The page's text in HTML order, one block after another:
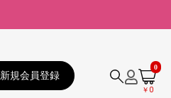
新規会員登録
0
￥0